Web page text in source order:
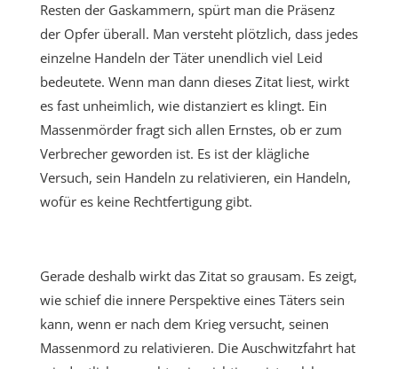
Resten der Gaskammern, spürt man die Präsenz
der Opfer überall. Man versteht plötzlich, dass jedes
einzelne Handeln der Täter unendlich viel Leid
bedeutete. Wenn man dann dieses Zitat liest, wirkt
es fast unheimlich, wie distanziert es klingt. Ein
Massenmörder fragt sich allen Ernstes, ob er zum
Verbrecher geworden ist. Es ist der klägliche
Versuch, sein Handeln zu relativieren, ein Handeln,
wofür es keine Rechtfertigung gibt.
Gerade deshalb wirkt das Zitat so grausam. Es zeigt,
wie schief die innere Perspektive eines Täters sein
kann, wenn er nach dem Krieg versucht, seinen
Massenmord zu relativieren. Die Auschwitzfahrt hat